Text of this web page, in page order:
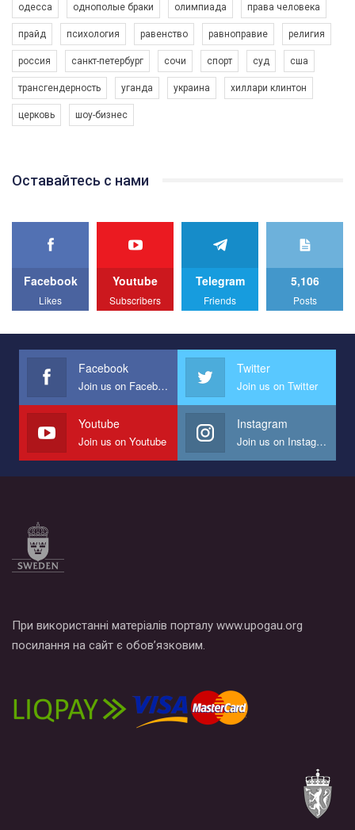
6/30/2017
Емоційний та вражаючий промо-ролік на конкурс PACT, який
представляє програму "Гей-альянс Україна" з протидії
насильству проти ЛГБТ в Україні.
Ми просимо вашої підтримки, щоб реалізувати нашу
програму з боротьби з насильством проти ЛГБТ в Україні.
Якщо ти хочеш підтримати нас - просто натисни "лайк" під
best video, representing programme for the development of
We appeal to your support and ask to help us implement our plan
All you have to do is to press "Like" below the video.
Эмоционально сильный ролик от команды "Гей-альянс
представляющий программу развития организации.
Мы просим вас поддержать нас и помочь нам реализовать
наш план по борьбе с насилием и дискриминацией на почве
СОГИ в Украине.
Все, что вам нужно сделать - это зайти на наш канал YouTube
по этой ссылке и поставить лайк под видео.
1.9K Просмотров • 226 Нравится • 5 Комментариев
одесса однополые браки олимпиада права человека
прайд психология равенство равноправие религия
россия санкт-петербург сочи спорт суд сша
трансгендерность уганда украина хиллари клинтон
церковь шоу-бизнес
Оставайтесь с нами
Facebook
Likes
Youtube
Subscribers
Telegram
Friends
5,106
Posts
Facebook
Join us on Facebook
Twitter
Join us on Twitter
Youtube
Join us on Youtube
Instagram
Join us on Instagram
При використанні матеріалів порталу www.upogau.org
посилання на сайт є обов’язковим.